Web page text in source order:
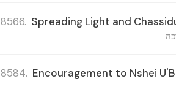
8566. Spreading Light and
8584. Encouragement to Nshei